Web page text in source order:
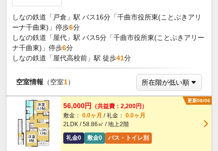
しなの鉄道「戸倉」駅 バス16分「千曲市役所東(ことぶきアリ
ーナ千曲東)」停歩6分
しなの鉄道「屋代」駅 バス5分「千曲市役所東(ことぶきアリー
ナ千曲東)」停歩6分
しなの鉄道「屋代高校前」駅 徒歩41分
空室情報 （空室1）
更新08/06
56,000円
（共益費：2,200円）
敷金： 0.0ヶ月 / 礼金： 0.0ヶ月
2LDK / 58.86㎡ / 地上2階
礼金0
敷金0 バス・トイレ別